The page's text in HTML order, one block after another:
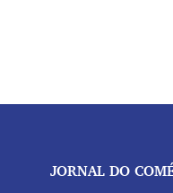
JORNAL DO